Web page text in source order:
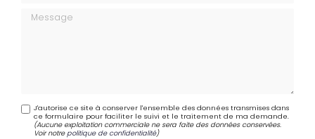
Message
J'autorise ce site à conserver l'ensemble des données transmises dans
ce formulaire pour faciliter le suivi et le traitement de ma demande.
(Aucune exploitation commerciale ne sera faite des données conservées.
Voir notrepolitique de confidentialité)